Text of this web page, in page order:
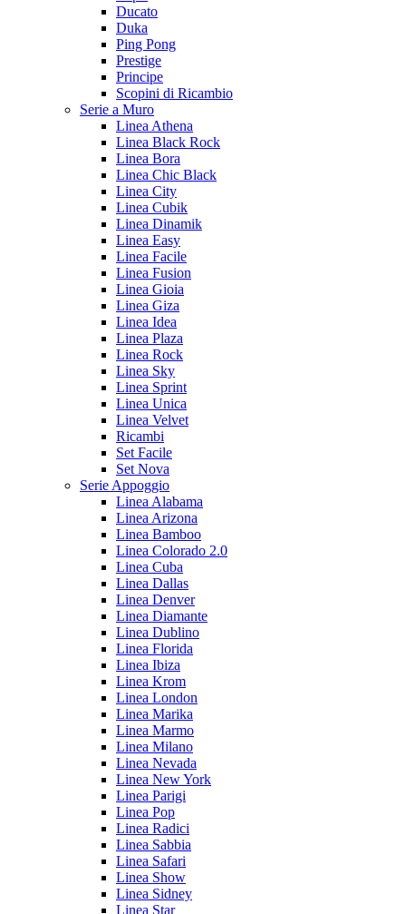
Ducato
Duka
Ping Pong
Prestige
Principe
Scopini di Ricambio
Serie a Muro
Linea Athena
Linea Black Rock
Linea Bora
Linea Chic Black
Linea City
Linea Cubik
Linea Dinamik
Linea Easy
Linea Facile
Linea Fusion
Linea Gioia
Linea Giza
Linea Idea
Linea Plaza
Linea Rock
Linea Sky
Linea Sprint
Linea Unica
Linea Velvet
Ricambi
Set Facile
Set Nova
Serie Appoggio
Linea Alabama
Linea Arizona
Linea Bamboo
Linea Colorado 2.0
Linea Cuba
Linea Dallas
Linea Denver
Linea Diamante
Linea Dublino
Linea Florida
Linea Ibiza
Linea Krom
Linea London
Linea Marika
Linea Marmo
Linea Milano
Linea Nevada
Linea New York
Linea Parigi
Linea Pop
Linea Radici
Linea Sabbia
Linea Safari
Linea Show
Linea Sidney
Linea Star